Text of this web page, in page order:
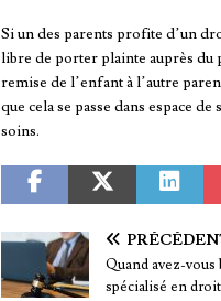
Si un des parents profite d’un
libre de porter plainte auprès du
remise de l’enfant à l’autre
que cela se passe dans espace
soins.
Quand avez-vous
spécialisé en